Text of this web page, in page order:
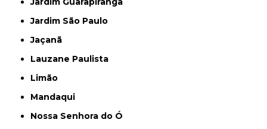
Jardim São Paulo
Jaçanã
Lauzane Paulista
Limão
Mandaqui
Nossa Senhora do Ó